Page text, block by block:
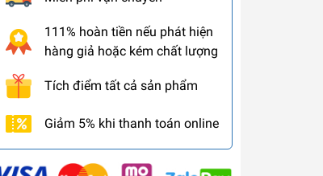
111% hoàn tiền nếu phát hiện
hàng giả hoặc kém chất lượng
Tích điểm tất cả sản phẩm
Giảm 5% khi thanh toán online